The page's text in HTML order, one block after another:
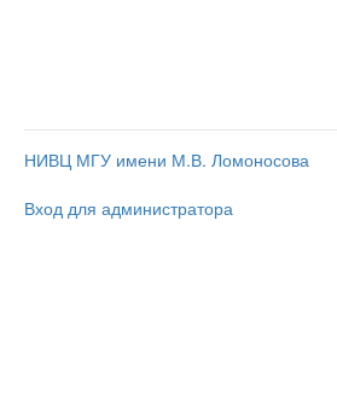
НИВЦ МГУ имени М.В. Ломоносова
Вход для администратора